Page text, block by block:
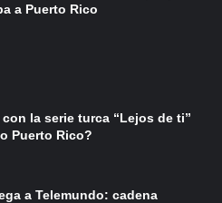
a Puerto Rico
con la serie turca “Lejos de ti”
Puerto Rico?
a Telemundo: cadena